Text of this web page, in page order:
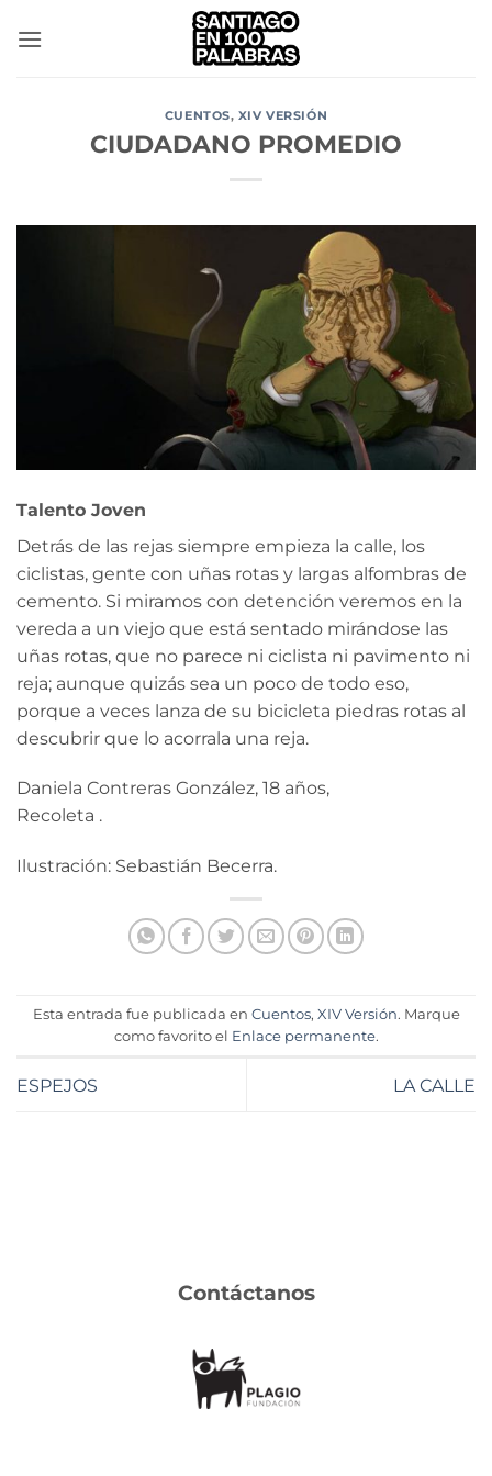
CUENTOS, XIV VERSIÓN
CIUDADANO PROMEDIO
Talento Joven
Detrás de las rejas siempre empieza la calle, los
ciclistas, gente con uñas rotas y largas alfombras de
cemento. Si miramos con detención veremos en la
vereda a un viejo que está sentado mirándose las
uñas rotas, que no parece ni ciclista ni pavimento ni
reja; aunque quizás sea un poco de todo eso,
porque a veces lanza de su bicicleta piedras rotas al
descubrir que lo acorrala una reja.
Daniela Contreras González, 18 años,
Recoleta .
Ilustración: Sebastián Becerra.
Esta entrada fue publicada en Cuentos, XIV Versión. Marque
como favorito el Enlace permanente.
ESPEJOS LA CALLE
Contáctanos